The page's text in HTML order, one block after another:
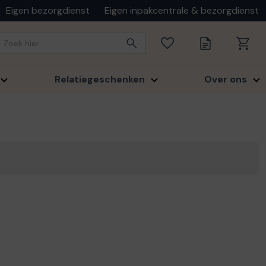
Eigen bezorgdienst Eigen inpakcentrale & bezorgdienst
Relatiegeschenken Over ons